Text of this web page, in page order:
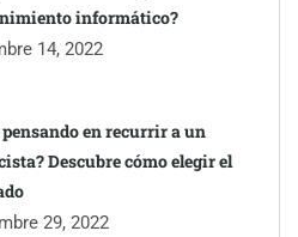
horas el alta de autónomo
informático?
14, 2022
pensando en recurrir a un
Descubre cómo elegir el
29, 2022